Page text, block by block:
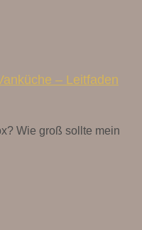
– Leitfaden
Wie groß sollte mein